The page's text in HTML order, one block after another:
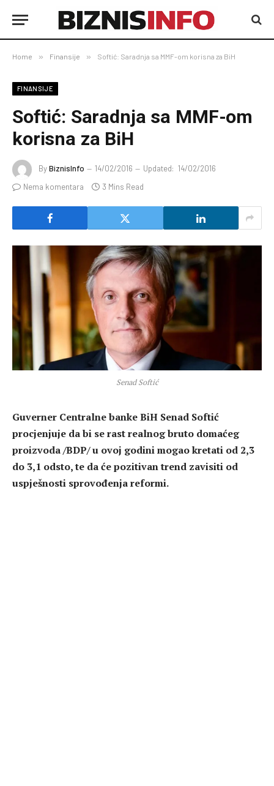
Home » Finansije » Softić: Saradnja sa MMF-om korisna za BiH
FINANSIJE
Softić: Saradnja sa MMF-om
korisna za BiH
ByBiznisInfo 14/02/2016 Updated: 14/02/2016
Nema komentara
3 Mins Read
Senad Softić
Guverner Centralne banke BiH Senad Softić
procjenjuje da bi se rast realnog bruto domaćeg
proizvoda /BDP/ u ovoj godini mogao kretati od 2,3
do 3,1 odsto, te da će pozitivan trend zavisiti od
uspješnosti sprovođenja reformi.